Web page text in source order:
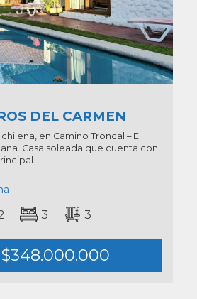
DEL CARMEN
en Camino Troncal – El
Casa soleada que cuenta con
3 3
$348.000.000